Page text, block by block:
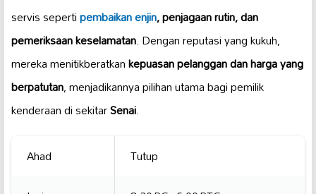
servis sepertipembaikan enjin, penjagaan rutin, dan
pemeriksaan keselamatan. Dengan reputasi yang kukuh,
mereka menitikberatkankepuasan pelanggan dan harga yang
berpatutan, menjadikannya pilihan utama bagi pemilik
kenderaan di sekitarSenai.
Ahad
Tutup